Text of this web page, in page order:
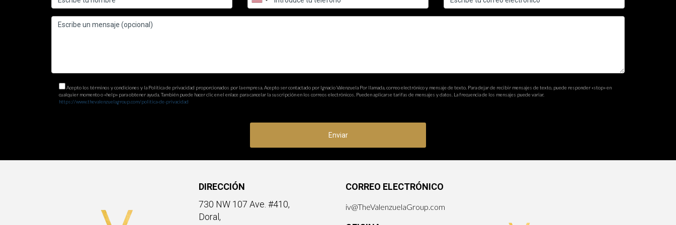
¿Cómo puedo optimizar mi sitio web para buscadores?
La optimización para motores de búsqueda incluye el uso de palabras clave relevantes, la creación de contenido de calidad, la mejora de la velocidad del sitio y la
Acepto los términos y condiciones y la Política de privacidad proporcionados por la empresa. Acepto ser contactado por Ignacio Valenzuela Por llamada, correo electrónico y mensaje de texto. Para dejar de recibir mensajes de texto, puede responder «stop» en
cualquier momento o «help» para obtener ayuda. También puede hacer clic en el enlace para cancelar la suscripción en los correos electrónicos. Pueden aplicarse tarifas de mensajes y datos. La frecuencia de los mensajes puede variar.
https://www.thevalenzuelagroup.com/politica-de-privacidad
Enviar
DIRECCIÓN
730 NW 107 Ave. #410,
Doral,
CORREO ELECTRÓNICO
iv@TheValenzuelaGroup.com